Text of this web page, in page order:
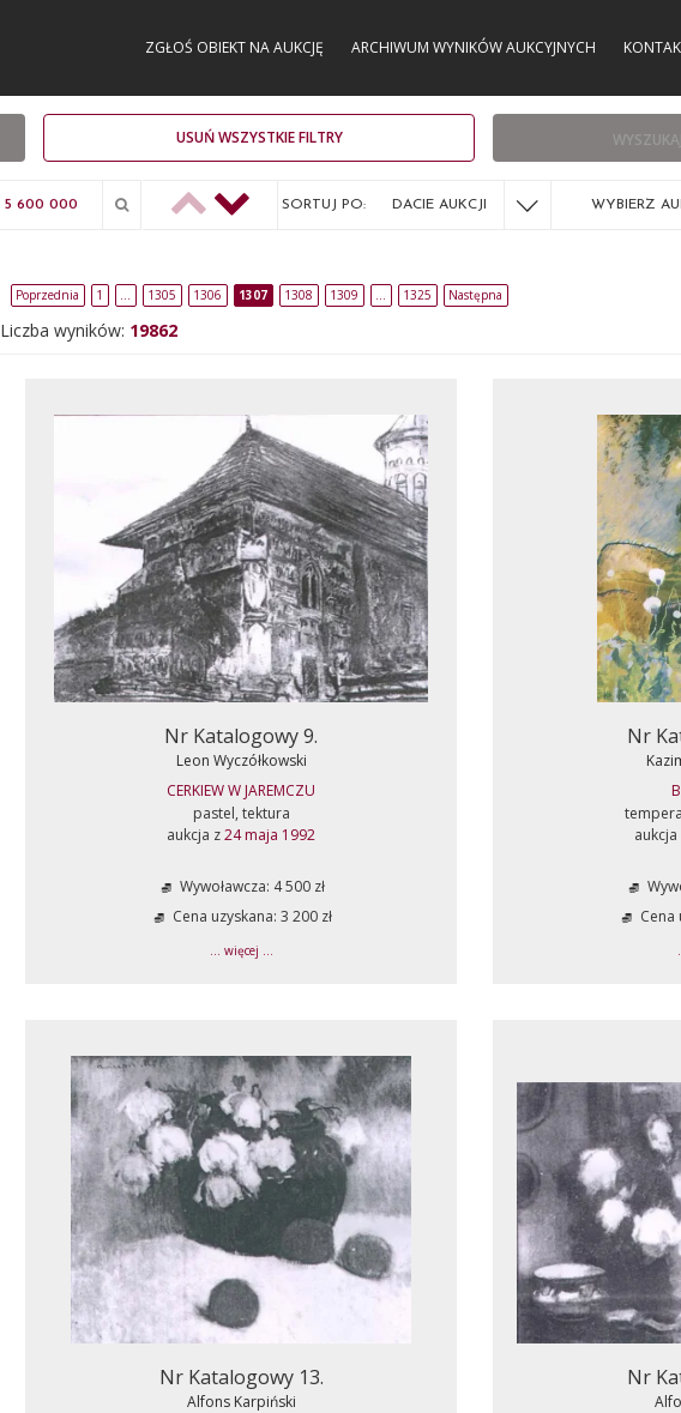
ZGŁOŚ OBIEKT NA AUKCJĘ ARCHIWUM WYNIKÓW AUKCYJNYCH
USUŃ WSZYSTKIE FILTRY
SORTUJ PO: DACIE AUKCJI WYBIERZ
Poprzednia 1 … 1305 1306 1307 1308 1309 … 1325 Następna
Liczba wyników: 19862
Nr Katalogowy 9.
Leon Wyczółkowski
CERKIEW W JAREMCZU
pastel, tektura
aukcja z24 maja 1992
Wywoławcza: 4 500 zł
Cena uzyskana: 3 200 zł
... więcej ...
Nr
aukcja
Cena
Nr Katalogowy 13.
Alfons Karpiński
Nr